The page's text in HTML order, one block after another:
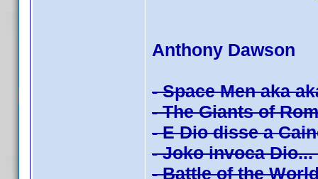
Anthony Dawson
- Space Men aka
- The Giants of
- E Dio disse a
- Joko invoca
- Battle of the